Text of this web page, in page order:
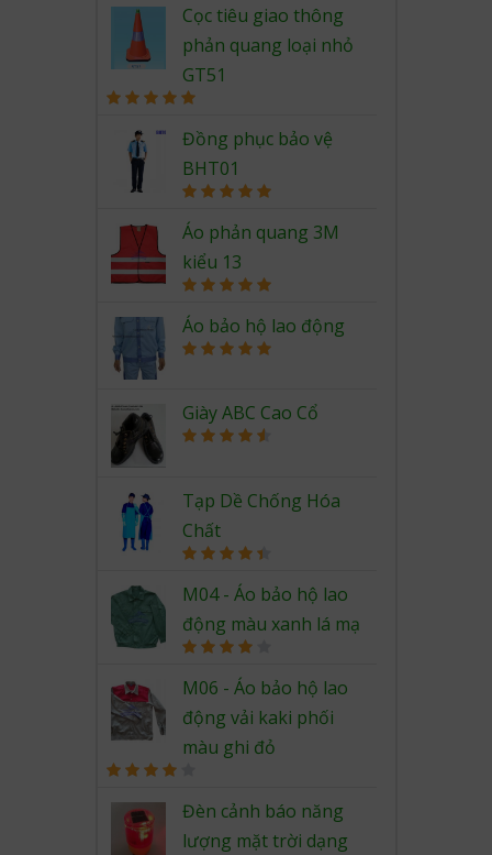
out of 5
Cọc tiêu giao thông
phản quang loại nhỏ
GT51
out of 5
Đồng phục bảo vệ
BHT01
out of 5
Áo phản quang 3M
kiểu 13
out of 5
Áo bảo hộ lao động
Giày ABC Cao Cổ
Tạp Dề Chống Hóa
Chất
out of 5
M04 - Áo bảo hộ lao
động màu xanh lá mạ
4.00out
of 5
M06 - Áo bảo hộ lao
động vải kaki phối
màu ghi đỏ
4.00out
of 5
Đèn cảnh báo năng
lượng mặt trời dạng